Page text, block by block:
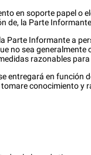
en soporte papel o
de, la Parte
Parte Informante a
no sea
razonables
entregará en función
conocimiento y